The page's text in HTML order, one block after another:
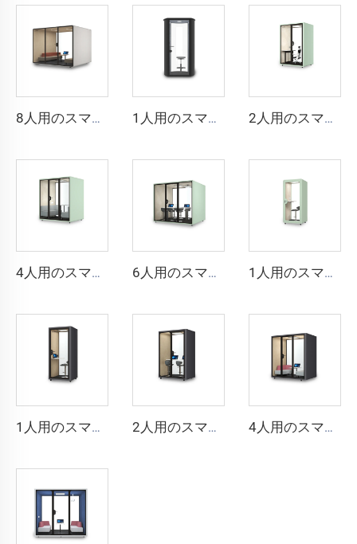
8人用のスマートで防音仕様のブース - Cyspace Sシリーズ 1人用のスマートで防音仕様のブース - Cyspace Bシリーズ 2人用のスマートで防音性の高いブース - Cyspace Xシリーズ
4人用のスマートで防音性のあるブース - Cyspace Xシリーズ 6人用のスマートで防音性のあるブース - Cyspace Xシリーズ 1人用のスマートで防音性のあるブース - Cyspace Xシリーズ
1人用のスマートで防音性の高いブース - Cyspace Y PROシリーズ 2人用のスマートで防音性の高いブース - Cyspace Y PROシリーズ 4人用のスマートで防音ブース - Cyspace Y PROシリーズ